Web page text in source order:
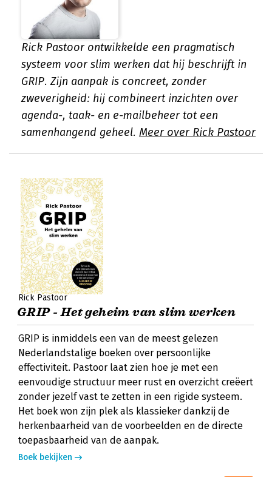
Rick Pastoor ontwikkelde een pragmatisch
systeem voor slim werken dat hij beschrijft in
GRIP. Zijn aanpak is concreet, zonder
zweverigheid: hij combineert inzichten over
agenda-, taak- en e-mailbeheer tot een
samenhangend geheel. Meer over Rick Pastoor
Rick Pastoor
GRIP - Het geheim van slim werken
GRIP is inmiddels een van de meest gelezen
Nederlandstalige boeken over persoonlijke
effectiviteit. Pastoor laat zien hoe je met een
eenvoudige structuur meer rust en overzicht creëert
zonder jezelf vast te zetten in een rigide systeem.
Het boek won zijn plek als klassieker dankzij de
herkenbaarheid van de voorbeelden en de directe
toepasbaarheid van de aanpak.
Boek bekijken